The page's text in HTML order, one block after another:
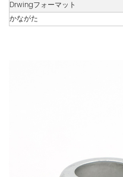
Drwingフォーマット
かながた